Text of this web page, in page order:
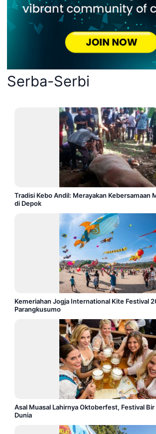
Serba-Serbi
Tradisi Kebo Andil: Merayakan Kebersamaan
di Depok
Kemeriahan Jogja International Kite Festival
Parangkusumo
Asal Muasal Lahirnya Oktoberfest, Festival
Dunia